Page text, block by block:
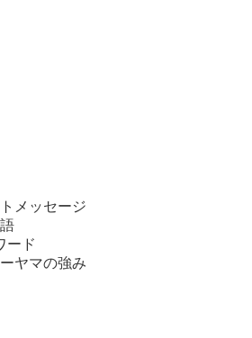
メッセージ
ード
ヤマの強み